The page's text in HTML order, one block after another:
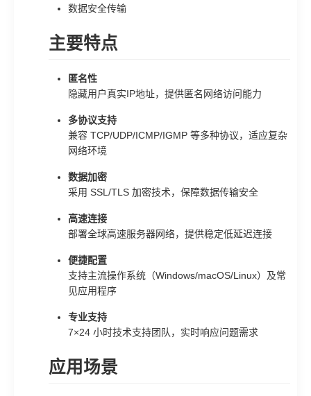
数据安全传输
主要特点
匿名性
隐藏用户真实IP地址，提供匿名网络访问能力
多协议支持
兼容 TCP/UDP/ICMP/IGMP 等多种协议，适应复杂
网络环境
数据加密
采用 SSL/TLS 加密技术，保障数据传输安全
高速连接
部署全球高速服务器网络，提供稳定低延迟连接
便捷配置
支持主流操作系统（Windows/macOS/Linux）及常
见应用程序
专业支持
7×24 小时技术支持团队，实时响应问题需求
应用场景